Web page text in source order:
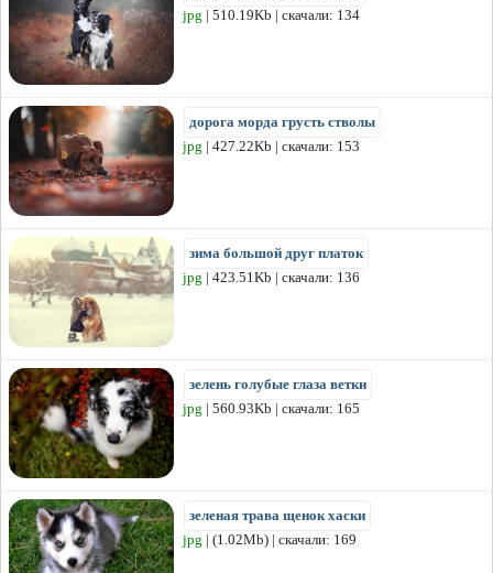
jpg | 510.19Kb | скачали: 134
дорога морда грусть стволы
jpg | 427.22Kb | скачали: 153
зима большой друг платок
jpg | 423.51Kb | скачали: 136
зелень голубые глаза ветки
jpg | 560.93Kb | скачали: 165
зеленая трава щенок хаски
jpg | (1.02Mb) | скачали: 169